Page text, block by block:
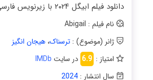
دانلود فیلم ابیگل ۲۰۲۴ با زیرنویس فارسی چسبیده
نام فیلم : Abigail
ژانر (موضوع) : ترسناک،هیجان انگیز
امتیاز : 6.9 در سایت IMDb
سال انتشار : 2024